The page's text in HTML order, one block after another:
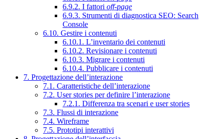
6.9.2. I fattori off-page
6.9.3. Strumenti di diagnostica SEO: Search
Console
6.10. Gestire i contenuti
6.10.1. L’inventario dei contenuti
6.10.2. Revisionare i contenuti
6.10.3. Migrare i contenuti
6.10.4. Pubblicare i contenuti
7. Progettazione dell’interazione
7.1. Caratteristiche dell’interazione
7.2. User stories per definire l’interazione
7.2.1. Differenza tra scenari e user stories
7.3. Flussi di interazione
7.4. Wireframe
7.5. Prototipi interattivi